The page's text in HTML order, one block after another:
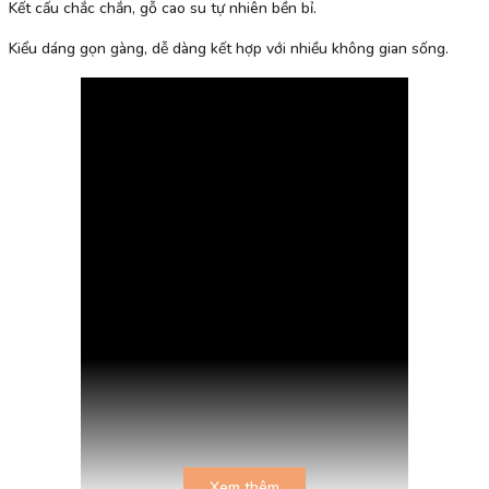
Kết cấu chắc chắn, gỗ cao su tự nhiên bền bỉ.
Kiểu dáng gọn gàng, dễ dàng kết hợp với nhiều không gian sống.